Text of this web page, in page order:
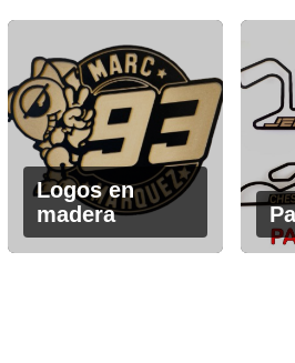
y marco para foto
Logos en
madera